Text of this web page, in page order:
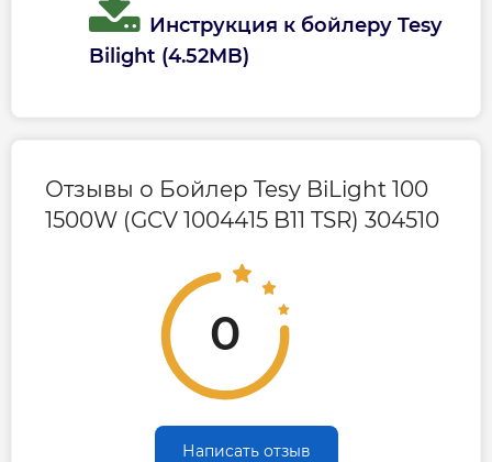
Сервисное обслуживание 1 раз в 2 года
Инструкция к бойлеру Tesy
Bilight (4.52MB)
Отзывы о Бойлер Tesy BiLight 100
1500W (GCV 1004415 B11 TSR) 304510
0
Написать отзыв